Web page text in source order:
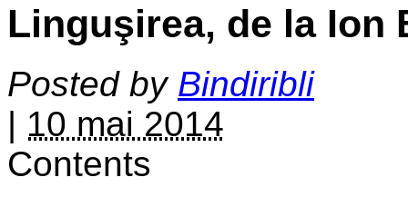
Linguşirea, de la Ion
Posted by Bindiribli
| 10 mai 2014
Contents